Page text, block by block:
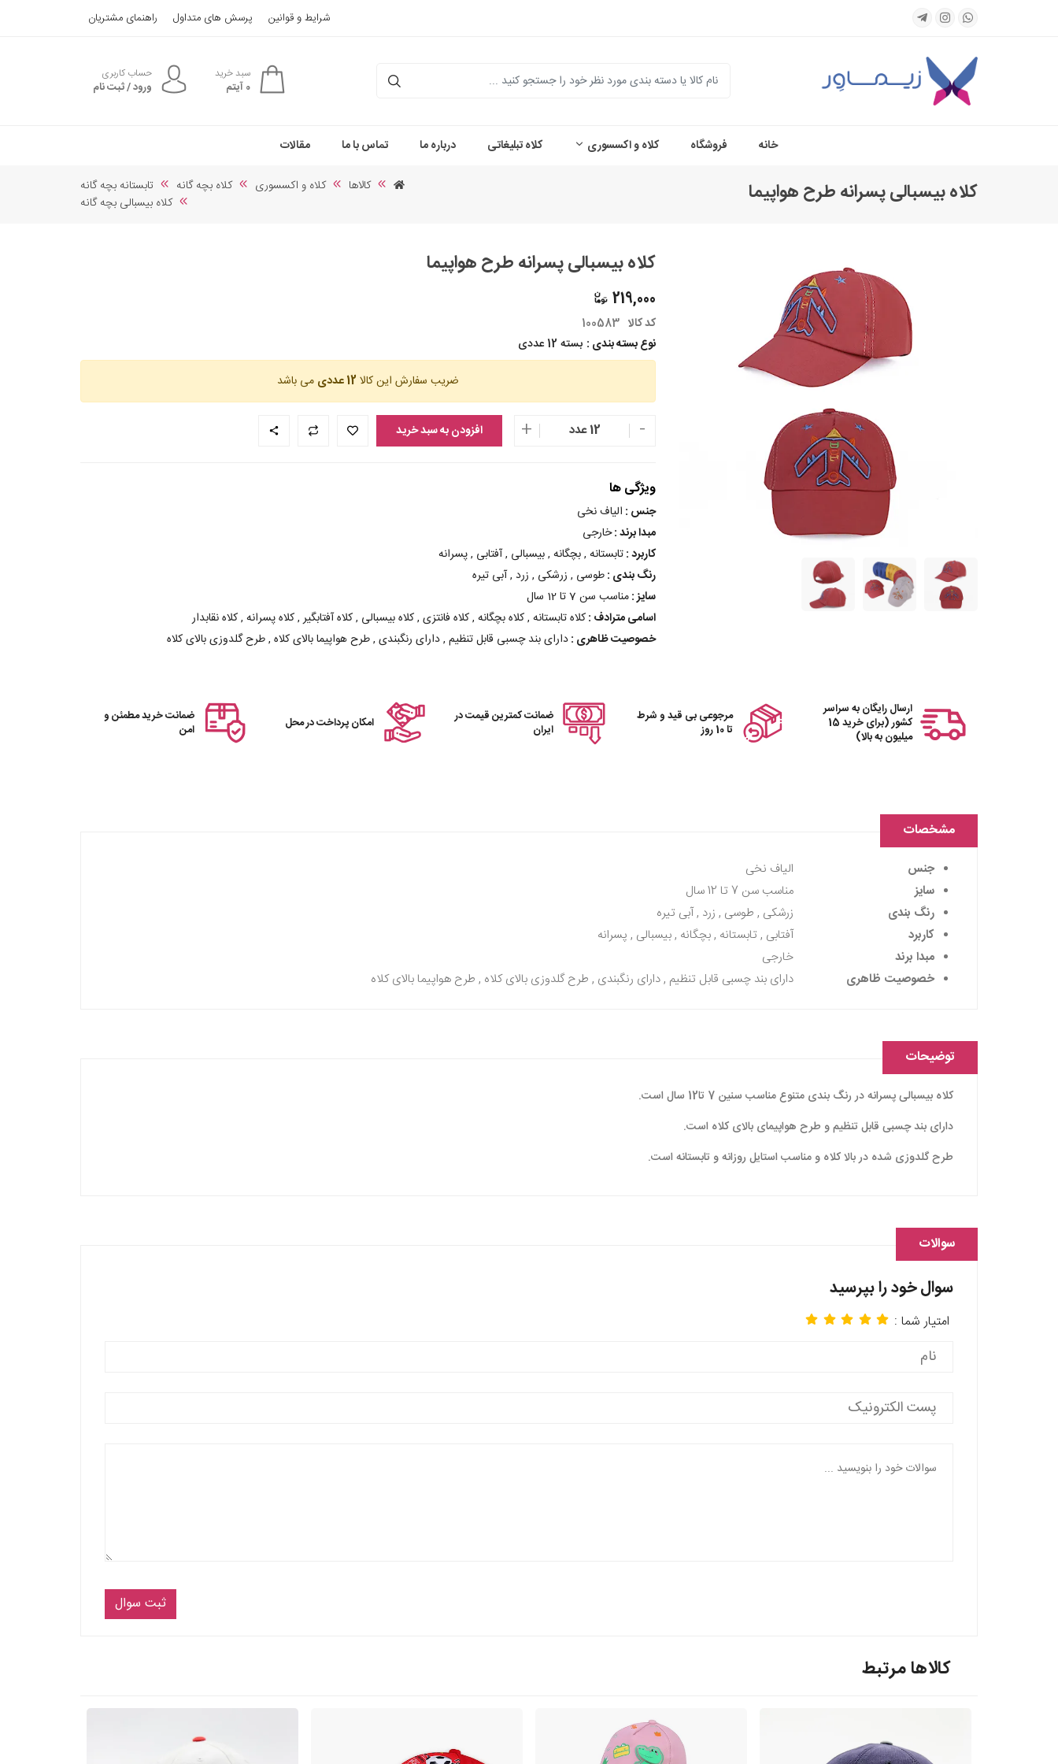
شرایط و قوانین پرسش های متداول راهنمای مشتریان
جستجو سبد خرید
0آیتم
حساب کاربری
ورود / ثبت نام
خانه فروشگاه کلاه و اکسسوری کلاه تبلیغاتی درباره ما تماس با ما مقالات
کلاه بیسبالی پسرانه طرح هواپیما کالاها کلاه و اکسسوری کلاه بچه گانه
تابستانه بچه گانه
کلاه بیسبالی بچه گانه
کلاه بیسبالی پسرانه طرح هواپیما
219,000
کد کالا 100583
نوع بسته بندی : بسته 12 عددی
ضریب سفارش این کالا 12 عددی می باشد
- 12 عدد + افزودن به سبد خرید
ویژگی ها
جنس : الیاف نخی
مبدا برند :خارجی
کاربرد :تابستانه , بچگانه , بیسبالی , آفتابی , پسرانه
رنگ بندی :طوسی , زرشکی , زرد , آبی تیره
سایز :مناسب سن 7 تا 12 سال
اسامی مترادف :کلاه تابستانه , کلاه بچگانه , کلاه فانتزی , کلاه بیسبالی , کلاه آفتابگیر , کلاه پسرانه , کلاه نقابدار
خصوصیت ظاهری :دارای بند چسبی قابل تنظیم , دارای رنگبندی , طرح هواپیما بالای کلاه , طرح گلدوزی بالای کلاه
ارسال رایگان به سراسر
کشور (برای خرید 15
میلیون به بالا)
مرجوعی بی قید و شرط
تا 10 روز
ضمانت کمترین قیمت در
ایران
امکان پرداخت در محل
ضمانت خرید مطمئن و
امن
مشخصات
جنس
الیاف نخی
سایز
مناسب سن 7 تا 12 سال
رنگ بندی
زرشکی , طوسی , زرد , آبی تیره
کاربرد
آفتابی , تابستانه , بچگانه , بیسبالی , پسرانه
مبدا برند
خارجی
خصوصیت ظاهری
دارای بند چسبی قابل تنظیم , دارای رنگبندی , طرح گلدوزی بالای کلاه , طرح هواپیما بالای کلاه
توضیحات
کلاه بیسبالی پسرانه در رنگ بندی متنوع مناسب سنین 7 تا12 سال است.
دارای بند چسبی قابل تنظیم و طرح هواپیمای بالای کلاه است.
طرح گلدوزی شده در بالا کلاه و مناسب استایل روزانه و تابستانه است.
سوالات
سوال خود را بپرسید
امتیار شما :
ثبت سوال
کالاها مرتبط